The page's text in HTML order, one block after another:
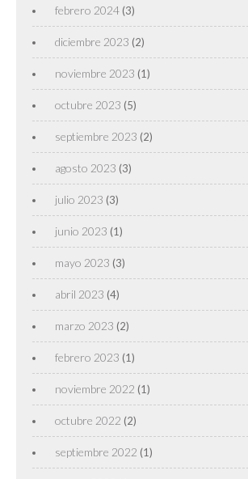
febrero 2024 (3)
diciembre 2023 (2)
noviembre 2023 (1)
octubre 2023 (5)
septiembre 2023 (2)
agosto 2023 (3)
julio 2023 (3)
junio 2023 (1)
mayo 2023 (3)
abril 2023 (4)
marzo 2023 (2)
febrero 2023 (1)
noviembre 2022 (1)
octubre 2022 (2)
septiembre 2022 (1)